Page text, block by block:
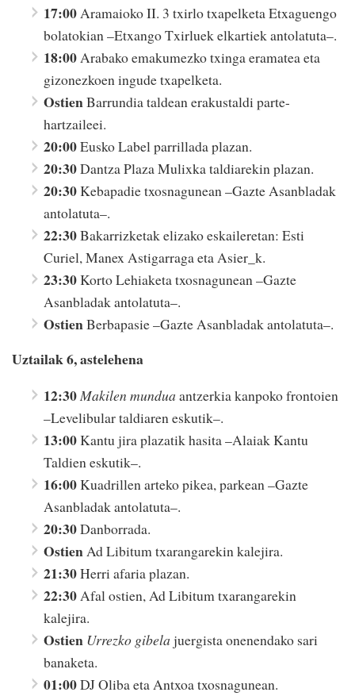
17:00Aramaioko II. 3 txirlo txapelketa Etxaguengo
bolatokian –Etxango Txirluek elkartiek antolatuta–.
18:00Arabako emakumezko txinga eramatea eta
gizonezkoen ingude txapelketa.
OstienBarrundia taldean erakustaldi parte-
hartzaileei.
20:00Eusko Label parrillada plazan.
20:30Dantza Plaza Mulixka taldiarekin plazan.
20:30Kebapadie txosnagunean –Gazte Asanbladak
antolatuta–.
22:30Bakarrizketak elizako eskaileretan: Esti
Curiel, Manex Astigarraga eta Asier_k.
23:30Korto Lehiaketa txosnagunean –Gazte
Asanbladak antolatuta–.
OstienBerbapasie –Gazte Asanbladak antolatuta–.
Uztailak 6, astelehena
12:30Makilen mundua antzerkia kanpoko frontoien
–Levelibular taldiaren eskutik–.
13:00Kantu jira plazatik hasita –Alaiak Kantu
Taldien eskutik–.
16:00Kuadrillen arteko pikea, parkean –Gazte
Asanbladak antolatuta–.
20:30Danborrada.
OstienAd Libitum txarangarekin kalejira.
21:30Herri afaria plazan.
22:30Afal ostien, Ad Libitum txarangarekin
kalejira.
Ostien Urrezko gibela juergista onenendako sari
banaketa.
01:00DJ Oliba eta Antxoa txosnagunean.